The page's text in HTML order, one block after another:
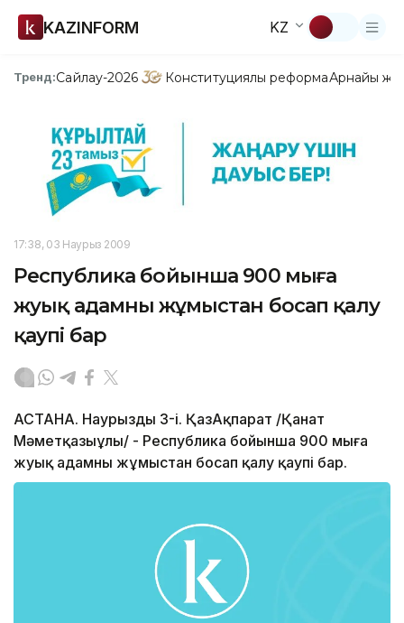
KAZINFORM KZ
Тренд:Сайлау-2026 Конституциялық реформаАрнайы
17:38, 03 Наурыз 2009
Республика бойынша 900 мыңға
жуық адамның жұмыстан босап қалу
қаупі бар
АСТАНА. Наурыздың 3-і. ҚазАқпарат /Қанат
Мәметқазыұлы/ - Республика бойынша 900 мыңға
жуық адамның жұмыстан босап қалу қаупі бар.